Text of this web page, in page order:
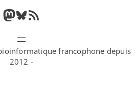
M B
l
u
F
u
francophone depuis
2012 -